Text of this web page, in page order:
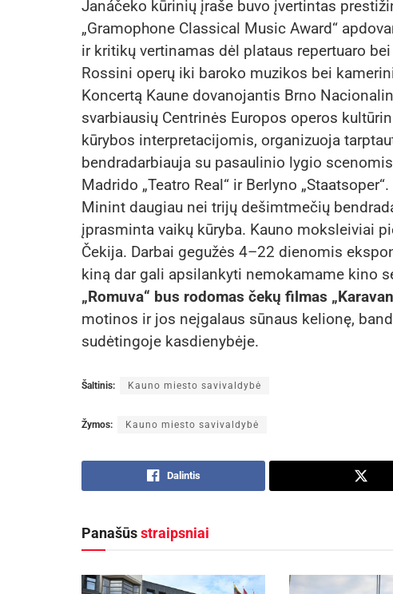
Janáčeko kūrinių įraše buvo įvertintas
„Gramophone Classical Music Award“
ir kritikų vertinamas dėl plataus repertuaro
Rossini operų iki baroko muzikos bei
Koncertą Kaune dovanojantis Brno
svarbiausių Centrinės Europos operos
kūrybos interpretacijomis, organizuoja
bendradarbiauja su pasaulinio lygio
Madrido „Teatro Real“ ir Berlyno „Staatsoper“.
Minint daugiau nei trijų dešimtmečių
įprasminta vaikų kūryba. Kauno moksleiviai
Čekija. Darbai gegužės 4–22 dienomis
kiną dar gali apsilankyti nemokamame kino
„Romuva“ bus rodomas čekų filmas
motinos ir jos neįgalaus sūnaus kelionę,
sudėtingoje kasdienybėje.
Šaltinis: Kauno miesto savivaldybė
Žymos: Kauno miesto savivaldybė
Dalintis
Panašūsstraipsniai